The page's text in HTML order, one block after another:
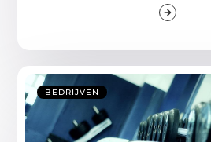
BEDRIJVEN